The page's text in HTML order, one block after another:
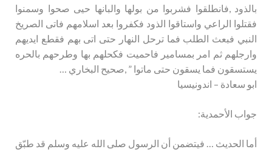
بالذود ,فانطلقوا فشربوا من بولها والبانها حيى صحوا وسمنوا
فقتلوا الراعي واستاقوا الذود فكفروا بعد اسلامهم فاتى الصريخ
النبي فبعث الطلب فما ترحل النهار حتى اتى بهم فقطع ايديهم
وارجلهم ثم امر بمسامير فاحميت فكحلهم بها وطرحهم بالحره
يستسقون فما يسقون حتى ماتوا ” ,صحيح البخاري …
ابو سعادة – اندونيسيا
جواب الأحمدية:
أما الحديث … فيتضمن أن الرسول صلى الله عليه وسلم قد طبّق